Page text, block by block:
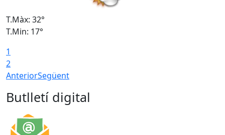
T.Màx: 32°
T.Min: 17°
1
2
AnteriorSegüent
Butlletí digital